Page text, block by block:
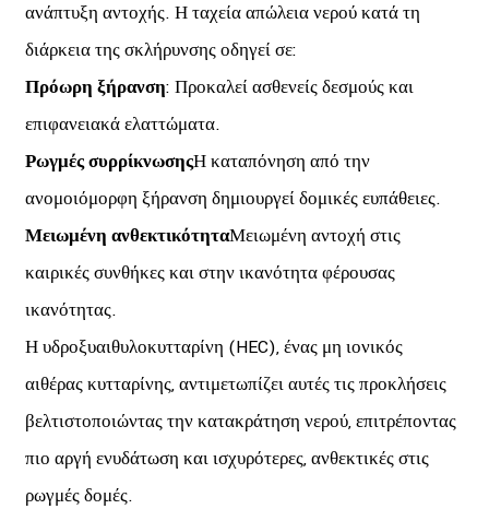
ανάπτυξη αντοχής. Η ταχεία απώλεια νερού κατά τη
διάρκεια της σκλήρυνσης οδηγεί σε:
Πρόωρη ξήρανση: Προκαλεί ασθενείς δεσμούς και
επιφανειακά ελαττώματα.
Ρωγμές συρρίκνωσηςΗ καταπόνηση από την
ανομοιόμορφη ξήρανση δημιουργεί δομικές ευπάθειες.
Μειωμένη ανθεκτικότηταΜειωμένη αντοχή στις
καιρικές συνθήκες και στην ικανότητα φέρουσας
ικανότητας.
Η υδροξυαιθυλοκυτταρίνη (HEC), ένας μη ιονικός
αιθέρας κυτταρίνης, αντιμετωπίζει αυτές τις προκλήσεις
βελτιστοποιώντας την κατακράτηση νερού, επιτρέποντας
πιο αργή ενυδάτωση και ισχυρότερες, ανθεκτικές στις
ρωγμές δομές.